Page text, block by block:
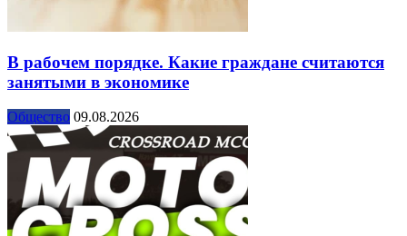
В рабочем порядке. Какие граждане считаются
занятыми в экономике
Общество 09.08.2026